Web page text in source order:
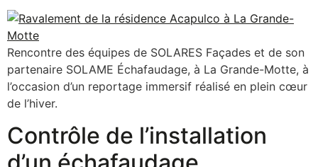
Rencontre des équipes de SOLARES Façades et de son
partenaire SOLAME Échafaudage, à La Grande-Motte, à
l’occasion d’un reportage immersif réalisé en plein cœur
de l’hiver.
Contrôle de l’installation